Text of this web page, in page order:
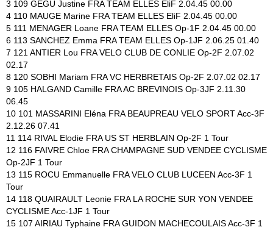
3 109 GEGU Justine FRA TEAM ELLES EliF 2.04.45 00.00
4 110 MAUGE Marine FRA TEAM ELLES EliF 2.04.45 00.00
5 111 MENAGER Loane FRA TEAM ELLES Op-1F 2.04.45 00.00
6 113 SANCHEZ Emma FRA TEAM ELLES Op-1JF 2.06.25 01.40
7 121 ANTIER Lou FRA VELO CLUB DE CONLIE Op-2F 2.07.02
02.17
8 120 SOBHI Mariam FRA VC HERBRETAIS Op-2F 2.07.02 02.17
9 105 HALGAND Camille FRA AC BREVINOIS Op-3JF 2.11.30
06.45
10 101 MASSARINI Eléna FRA BEAUPREAU VELO SPORT Acc-3F
2.12.26 07.41
11 114 RIVAL Elodie FRA US ST HERBLAIN Op-2F 1 Tour
12 116 FAIVRE Chloe FRA CHAMPAGNE SUD VENDEE CYCLISME
Op-2JF 1 Tour
13 115 ROCU Emmanuelle FRA VELO CLUB LUCEEN Acc-3F 1
Tour
14 118 QUAIRAULT Leonie FRA LA ROCHE SUR YON VENDEE
CYCLISME Acc-1JF 1 Tour
15 107 AIRIAU Typhaine FRA GUIDON MACHECOULAIS Acc-3F 1